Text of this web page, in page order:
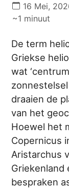
16 Mei,
~1 minuut
De term
Griekse
wat
draaien de
van het
Hoewel het
Copernicus
Aristarchus
Griekenland
bespraken